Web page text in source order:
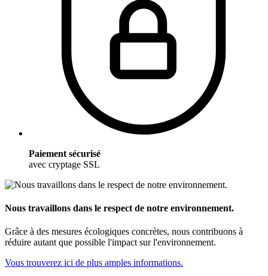
Paiement sécurisé
avec cryptage SSL
Nous travaillons dans le respect de notre environnement.
Grâce à des mesures écologiques concrètes, nous contribuons à
réduire autant que possible l'impact sur l'environnement.
Vous trouverez ici de plus amples informations.